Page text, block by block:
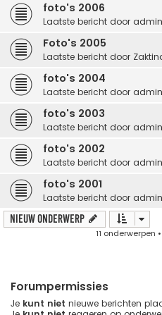
foto's 2006
Laatste bericht door admin
Foto's 2005
Laatste bericht door
foto's 2004
Laatste bericht door admin
foto's 2003
Laatste bericht door admin
foto's 2002
Laatste bericht door admin
foto's 2001
Laatste bericht door admin
Nieuw onderwerp
11 onderwerpen
Forumpermissies
Je kunt niet nieuwe berichten